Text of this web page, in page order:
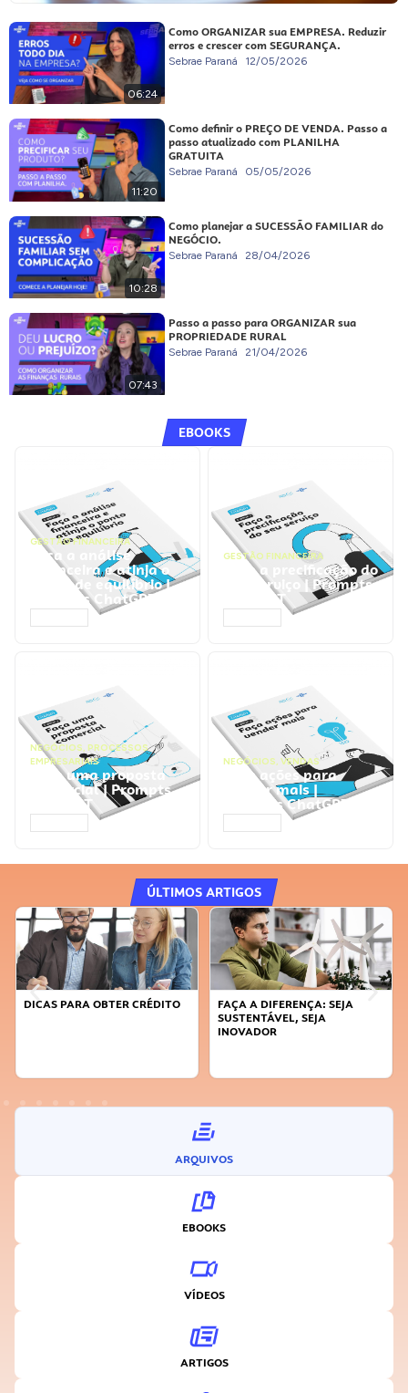
06:24
Como ORGANIZAR sua EMPRESA. Reduzir
erros e crescer com SEGURANÇA.
Sebrae Paraná 12/05/2026
11:20
Como definir o PREÇO DE VENDA. Passo a
passo atualizado com PLANILHA
GRATUITA
Sebrae Paraná 05/05/2026
10:28
Como planejar a SUCESSÃO FAMILIAR do
NEGÓCIO.
Sebrae Paraná 28/04/2026
07:43
Passo a passo para ORGANIZAR sua
PROPRIEDADE RURAL
Sebrae Paraná 21/04/2026
EBOOKS
GESTÃO FINANCEIRA
Faça a análise
financeira e atinja o
ponto de equilíbrio |
Prompts ChatGPT
GESTÃO FINANCEIRA
Faça a precificação do
seu serviço | Prompts
ChatGPT
NEGÓCIOS, PROCESSOS
EMPRESARIAIS
Faça uma proposta
comercial | Prompts
ChatGPT
NEGÓCIOS, VENDAS
Faça ações para
vender mais |
Prompts ChatGPT
ÚLTIMOS ARTIGOS
DICAS PARA OBTER CRÉDITO
FAÇA A DIFERENÇA: SEJA
SUSTENTÁVEL, SEJA
INOVADOR
ARQUIVOS
EBOOKS
VÍDEOS
ARTIGOS